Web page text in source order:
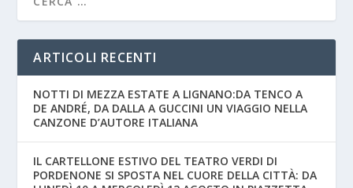
ARTICOLI RECENTI
NOTTI DI MEZZA ESTATE A LIGNANO:DA TENCO A
DE ANDRÉ, DA DALLA A GUCCINI UN VIAGGIO NELLA
CANZONE D’AUTORE ITALIANA
IL CARTELLONE ESTIVO DEL TEATRO VERDI DI
PORDENONE SI SPOSTA NEL CUORE DELLA CITTÀ: DA